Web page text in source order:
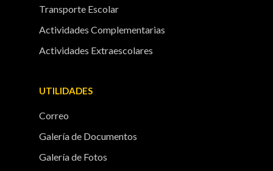
Transporte Escolar
Actividades Complementarias
Actividades Extraescolares
UTILIDADES
Correo
Galería de Documentos
Galería de Fotos